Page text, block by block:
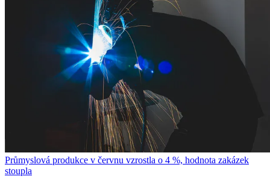
Průmyslová produkce v červnu vzrostla o 4 %, hodnota zakázek
stoupla